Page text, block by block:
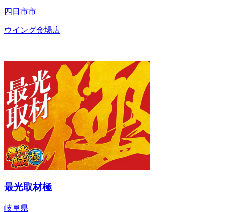
四日市市
ウイング金場店
最光取材極
岐阜県